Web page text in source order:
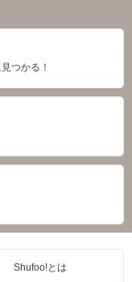
つかる！
Shufoo!とは